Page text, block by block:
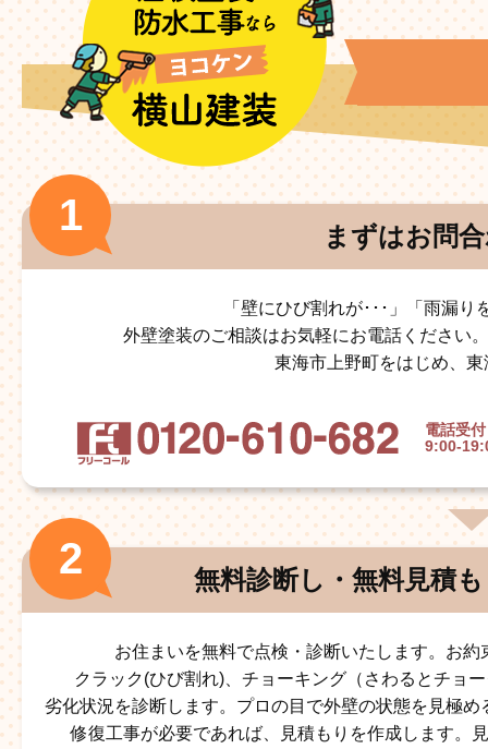
まずはお問
「壁にひび割れが･･･」「雨漏
外壁塗装のご相談はお気軽にお電話ください
東海市上野町をはじめ、
電話受付
9:00-
無料診断し・無料見積
お住まいを無料で点検・診断いたします。お
クラック(ひび割れ)、チョーキング（さわるとチョ
劣化状況を診断します。プロの目で外壁の状態を見極
修復工事が必要であれば、見積もりを作成します。